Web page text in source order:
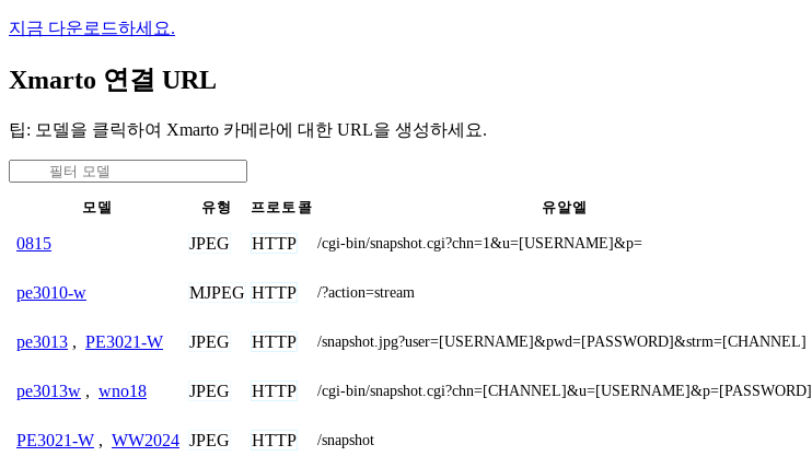
지금 다운로드하세요.
Xmarto 연결 URL
팁: 모델을 클릭하여 Xmarto 카메라에 대한 URL을 생성하세요.
모델 유형 프로토콜 유알엘
0815 JPEG HTTP /cgi-bin/snapshot.cgi?chn=1&u=[USERNAME]&p=
pe3010-w MJPEG HTTP /?action=stream
pe3013 , PE3021-W JPEG HTTP /snapshot.jpg?user=[USERNAME]&pwd=[PASSWORD]&strm=[CHANNEL]
pe3013w , wno18 JPEG HTTP /cgi-bin/snapshot.cgi?chn=[CHANNEL]&u=[USERNAME]&p=[PASSWORD]
PE3021-W , WW2024 JPEG HTTP /snapshot